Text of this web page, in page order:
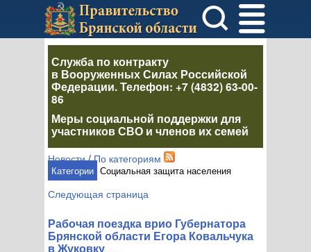
Служба по контракту
в Вооруженных Силах Российской
Федерации. Телефон: +7 (4832) 63-00-
86
Меры социальной поддержки для
участников СВО и членов их семей
Новости/По категориям
Категории Социальная защита населения
Следующая страница
Рабочая поездка врио Губернатора
Брянской области Егора Ковальчука
в Жуковку